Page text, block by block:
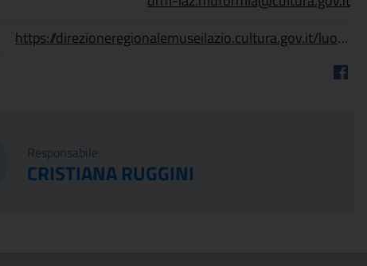
https://direzioneregionalemuseilazio.cultura.gov.it/luoghi/museo-archeologico-nazionale-di-formia/
Responsabile:
CRISTIANA RUGGINI